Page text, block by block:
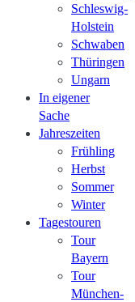
Schleswig-
Holstein
Schwaben
Thüringen
Ungarn
In eigener
Sache
Jahreszeiten
Frühling
Herbst
Sommer
Winter
Tagestouren
Tour
Bayern
Tour
München-